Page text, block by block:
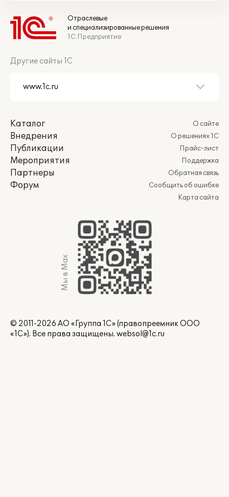
Отраслевые
и специализированные решения
1С:Предприятие
Другие сайты 1С
Каталог
Внедрения
Публикации
Мероприятия
Партнеры
Форум
О сайте
О решениях 1С
Прайс-лист
Поддержка
Обратная связь
Сообщить об ошибке
Карта сайта
Мы в Max
© 2011-2026 АО «Группа 1С» (правопреемник ООО
«1С»). Все права защищены. websol@1c.ru